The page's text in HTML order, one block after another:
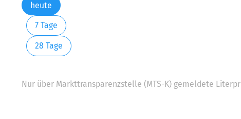
heute
7 Tage
28 Tage
Nur über Markttransparenzstelle (MTS-K) gemeldete